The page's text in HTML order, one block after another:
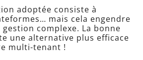
adoptée consiste à
mais cela engendre
complexe. La bonne
une alternative plus efficace
multi-tenant !